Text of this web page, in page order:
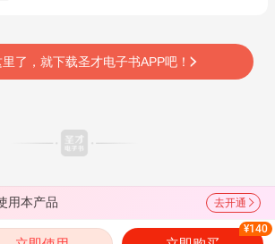
了，就下载圣才电子书APP吧！
用本产品 去开通
¥140